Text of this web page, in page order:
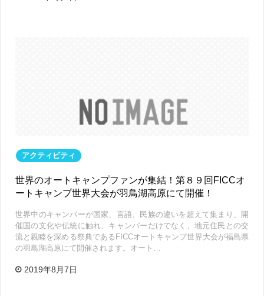
アクティビティ
世界のオートキャンプファンが集結！第８９回FICCオ
ートキャンプ世界大会が羽鳥湖高原にて開催！
世界中のキャンパーが国家、言語、民族の違いを超えて集まり、開
催国の文化や伝統に触れ、キャンパーだけでなく、地元住民との交
流と親睦を深める祭典であるFICCオートキャンプ世界大会が福島県
の羽鳥湖高原にて開催されます。オート…
2019年8月7日